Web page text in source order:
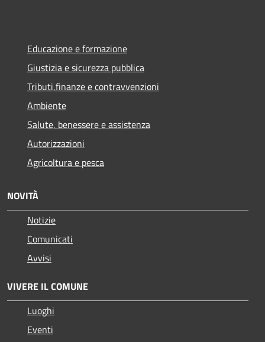
Educazione e formazione
Giustizia e sicurezza pubblica
Tributi,finanze e contravvenzioni
Ambiente
Salute, benessere e assistenza
Autorizzazioni
Agricoltura e pesca
NOVITÀ
Notizie
Comunicati
Avvisi
VIVERE IL COMUNE
Luoghi
Eventi